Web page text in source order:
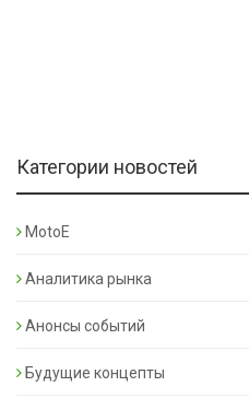
Категории новостей
MotoE
Аналитика рынка
Анонсы событий
Будущие концепты